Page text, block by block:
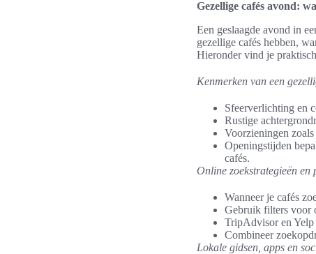
Gezellige cafés avond:
Een geslaagde avond in
gezellige cafés hebben,
Hieronder vind je
Kenmerken van een
Sfeerverlichting en
Rustige
Voorzieningen
Openingstijden
cafés.
Online zoekstrategieën en
Wanneer je cafés
Gebruik filters voor
TripAdvisor en Yelp
Combineer
Lokale gidsen, apps en